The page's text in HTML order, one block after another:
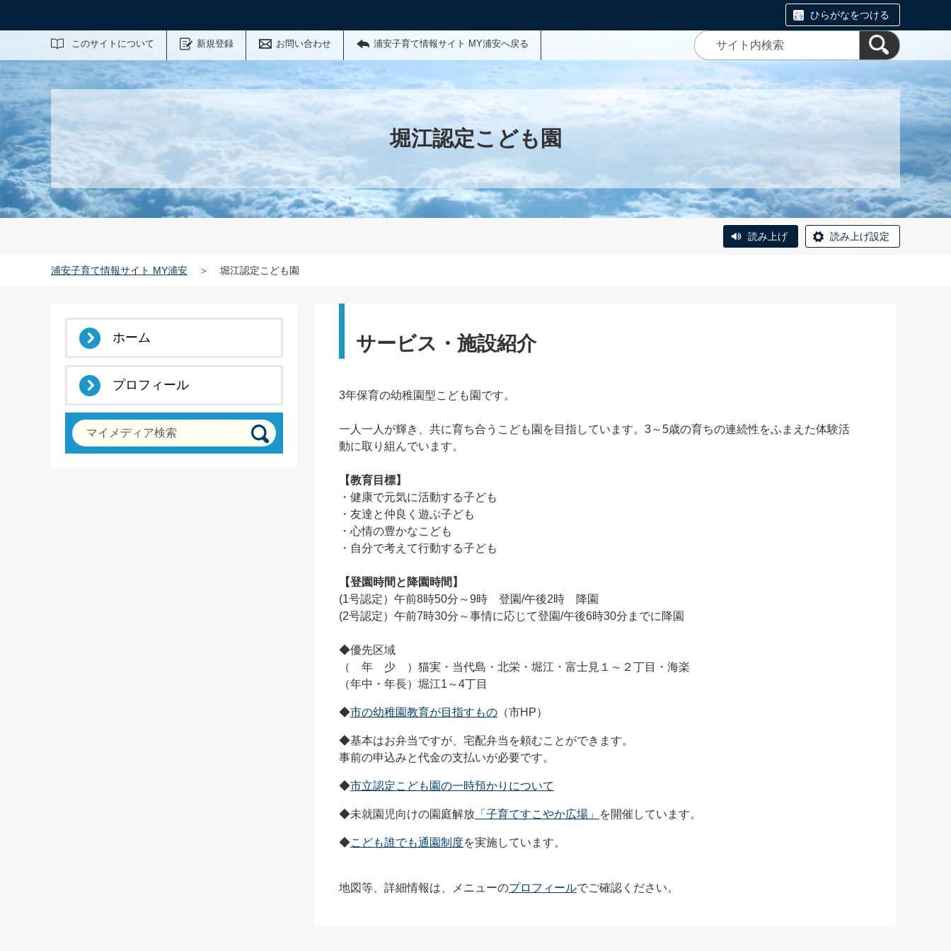
ひらがなをつける
このサイトについて 新規登録 お問い合わせ 浦安子育て情報サイト MY浦安へ戻る
サイト内検索
堀江認定こども園
読み上げ 読み上げ設定
浦安子育て情報サイト MY浦安 ＞ 堀江認定こども園
サービス・施設紹介
3年保育の幼稚園型こども園です。
一人一人が輝き、共に育ち合うこども園を目指しています。3～5歳の育ちの連続性をふまえた体験活
動に取り組んでいます。
【教育目標】
・健康で元気に活動する子ども
・友達と仲良く遊ぶ子ども
・心情の豊かなこども
・自分で考えて行動する子ども
【登園時間と降園時間】
(1号認定）午前8時50分～9時 登園/午後2時 降園
(2号認定）午前7時30分～事情に応じて登園/午後6時30分までに降園
◆優先区域
（ 年 少 ）猫実・当代島・北栄・堀江・富士見１～２丁目・海楽
（年中・年長）堀江1～4丁目
◆市の幼稚園教育が目指すもの （市HP）
◆基本はお弁当ですが、宅配弁当を頼むことができます。
事前の申込みと代金の支払いが必要です。
◆市立認定こども園の一時預かりについて
◆未就園児向けの園庭解放 「子育てすこやか広場」 を開催しています。
◆こども誰でも通園制度を実施しています。
地図等、詳細情報は、メニューのプロフィールでご確認ください。
ホーム
プロフィール
マイメディア検索